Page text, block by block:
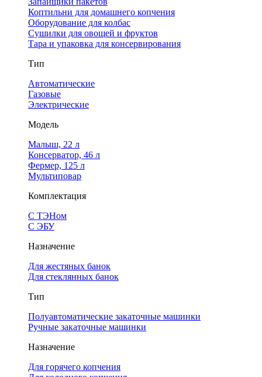
Коптильни для домашнего копчения
Оборудование для колбас
Сушилки для овощей и фруктов
Тара и упаковка для консервирования
Тип
Автоматические
Газовые
Электрические
Модель
Малыш, 22 л
Консерватор, 46 л
Фермер, 125 л
Мультиповар
Комплектация
С ТЭНом
С ЭБУ
Назначение
Для жестяных банок
Для стеклянных банок
Тип
Полуавтоматические закаточные машинки
Ручные закаточные машинки
Назначение
Для горячего копчения